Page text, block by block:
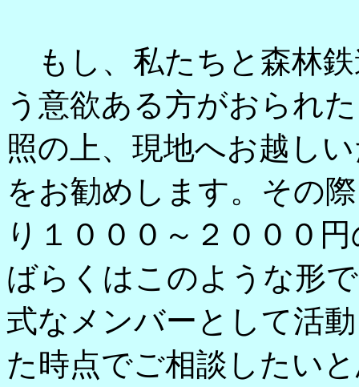
もし、私たちと森林
う意欲ある方がおられ
照の上、現地へお越し
をお勧めします。その
り１０００～２０００
ばらくはこのような形
式なメンバーとして活
た時点でご相談したい